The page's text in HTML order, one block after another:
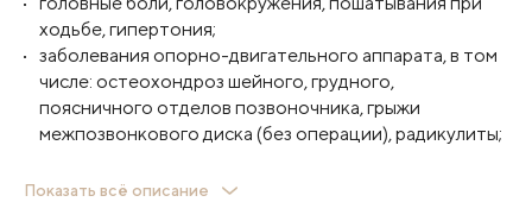
ходьбе, гипертония;
заболевания опорно-двигательного аппарата, в том
числе: остеохондроз шейного, грудного,
поясничного отделов позвоночника, грыжи
межпозвонкового диска (без операции), радикулиты;
межреберная невралгия;
Показать всё описание